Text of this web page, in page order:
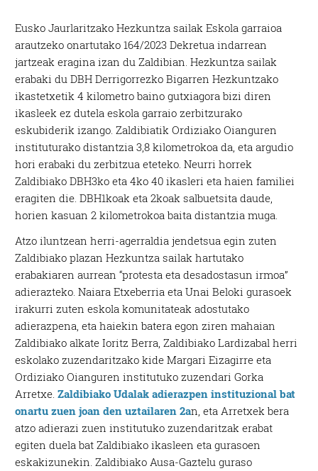
Eusko Jaurlaritzako Hezkuntza sailak Eskola garraioa
arautzeko onartutako 164/2023 Dekretua indarrean
jartzeak eragina izan du Zaldibian. Hezkuntza sailak
erabaki du DBH Derrigorrezko Bigarren Hezkuntzako
ikastetxetik 4 kilometro baino gutxiagora bizi diren
ikasleek ez dutela eskola garraio zerbitzurako
eskubiderik izango. Zaldibiatik Ordiziako Oianguren
instituturako distantzia 3,8 kilometrokoa da, eta argudio
hori erabaki du zerbitzua eteteko. Neurri horrek
Zaldibiako DBH3ko eta 4ko 40 ikasleri eta haien familiei
eragiten die. DBH1koak eta 2koak salbuetsita daude,
horien kasuan 2 kilometrokoa baita distantzia muga.
Atzo iluntzean herri-agerraldia jendetsua egin zuten
Zaldibiako plazan Hezkuntza sailak hartutako
erabakiaren aurrean “protesta eta desadostasun irmoa”
adierazteko. Naiara Etxeberria eta Unai Beloki gurasoek
irakurri zuten eskola komunitateak adostutako
adierazpena, eta haiekin batera egon ziren mahaian
Zaldibiako alkate Ioritz Berra, Zaldibiako Lardizabal herri
eskolako zuzendaritzako kide Margari Eizagirre eta
Ordiziako Oianguren institutuko zuzendari Gorka
Arretxe.Zaldibiako Udalak adierazpen instituzional bat
onartu zuen joan den uztailaren 2an, eta Arretxek bera
atzo adierazi zuen institutuko zuzendaritzak erabat
egiten duela bat Zaldibiako ikasleen eta gurasoen
eskakizunekin. Zaldibiako Ausa-Gaztelu guraso